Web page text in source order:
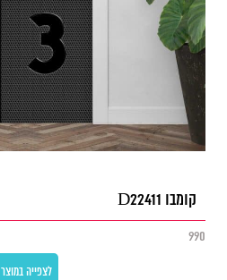
קומבו D22411
990
לצפייה במוצר